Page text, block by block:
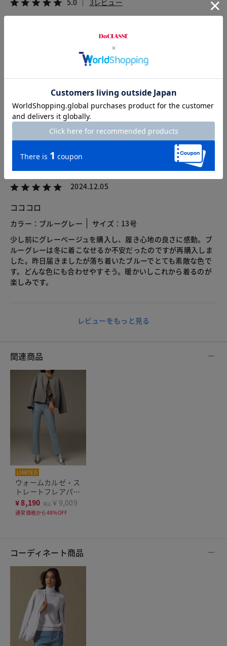
5.0 3レビュー
カラー：ブルーグレー
サイズ：9号
9号のブルーグレーを購入しました。
上品で暖かく、シルエットが綺麗なので大人の私に似合うなぁ
2024.12.05
コココロ
カラー：ブルーグレー
サイズ：13号
少し前にグレーベージュを購入し、履き心地の良さに感動。ブ
ルーグレーは冬に着こなせるか不安だったのですが再購入しま
した。昨日届きましたが落ち着いたブルーでとても素敵な色で
す。どんな色にも合わせやすそう。暖かいしこれから着るのが
楽しみです。
レビューをもっと見る
関連商品
LIMITED
THE CLASSE
ウォームカルゼ・ス
トレートフレアパン
ツ
¥8,190 税込 ￥9,009
通常価格から48%OFF
コーディネート商品